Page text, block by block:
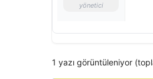
yönetici
1 yazı görüntüleniyor